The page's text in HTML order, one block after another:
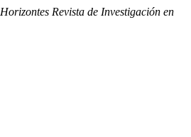
Horizontes Revista de Investigación en